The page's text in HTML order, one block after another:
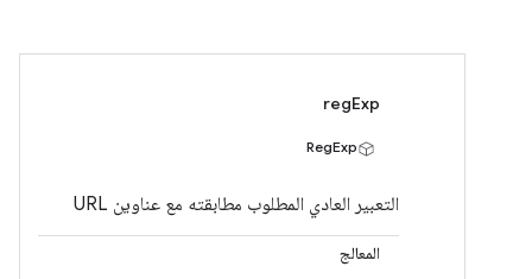
regExp
RegExp
التعبير العادي المطلوب مطابقته مع عناوين URL
المعالج